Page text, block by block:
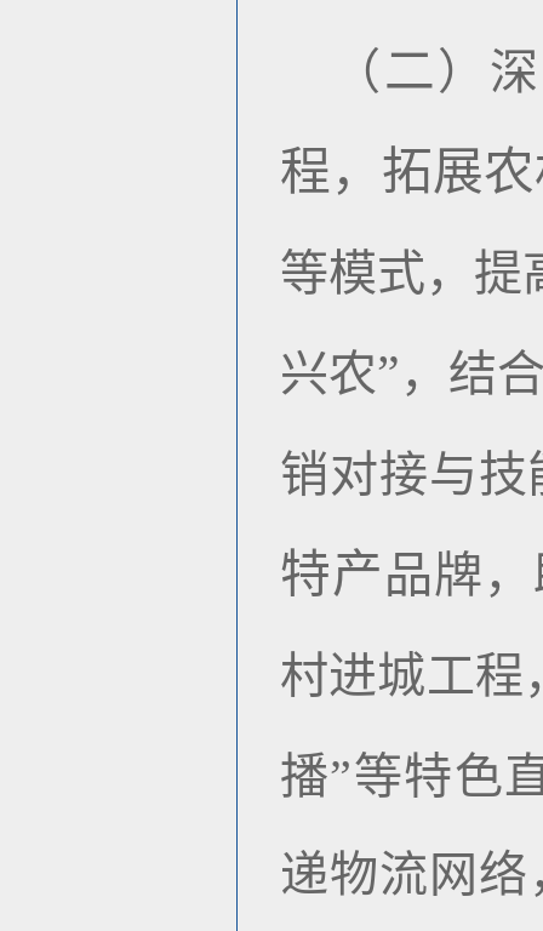
（ 二）
程，拓展
等模式，提
兴农” ，结
销对接与
特产品牌
村进城工程
播”等特色
递物流网